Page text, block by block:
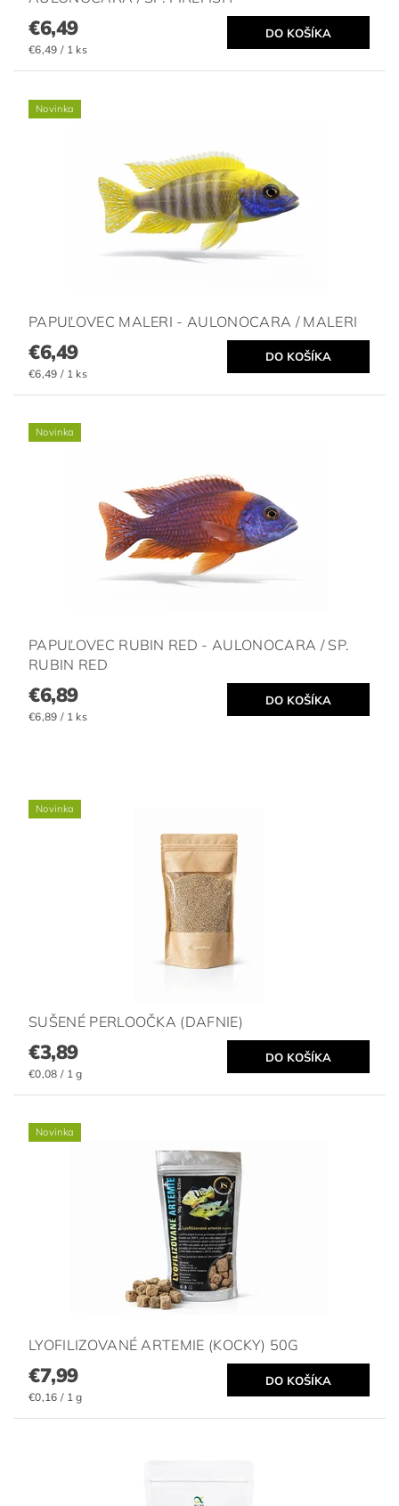
€6,49
€6,49 / 1 ks
Novinka
PAPUĽOVEC MALERI - AULONOCARA / MALERI
€6,49
€6,49 / 1 ks
Novinka
PAPUĽOVEC RUBIN RED - AULONOCARA / SP.
RUBIN RED
€6,89
€6,89 / 1 ks
Novinka
SUŠENÉ PERLOOČKA (DAFNIE)
€3,89
€0,08 / 1 g
Novinka
LYOFILIZOVANÉ ARTEMIE (KOCKY) 50G
€7,99
€0,16 / 1 g